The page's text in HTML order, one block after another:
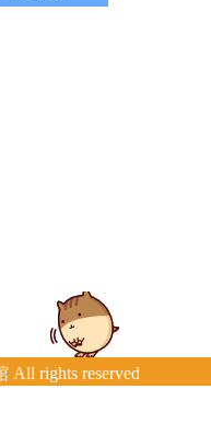
All rights reserved